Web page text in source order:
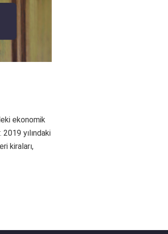
ekonomik
yılındaki
kiraları,